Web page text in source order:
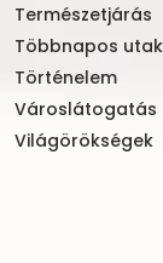
Természetjárás
Többnapos utak
Történelem
Városlátogatás
Világörökségek